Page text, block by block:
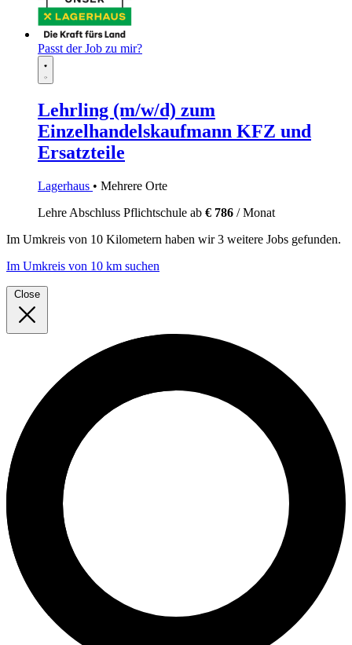
Passt der Job zu mir?
Lehrling (m/w/d) zum
Einzelhandelskaufmann KFZ und
Ersatzteile
Lagerhaus • Mehrere Orte
Lehre Abschluss Pflichtschule ab € 786 / Monat
Im Umkreis von 10 Kilometern haben wir3 weitere Jobs gefunden.
Im Umkreis von 10 km suchen
Close